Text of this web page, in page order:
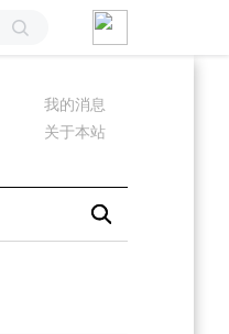
我的消息
关于本站